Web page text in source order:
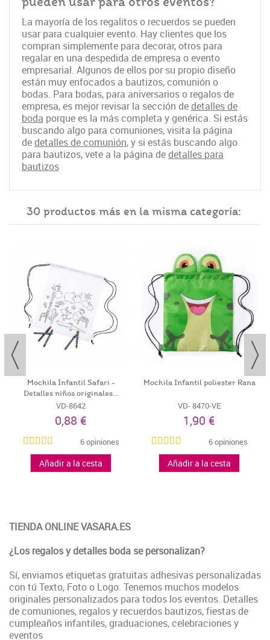
La mayoría de los regalitos o recuerdos se pueden
usar para cualquier evento. Hay clientes que los
compran simplemente para decorar, otros para
regalar en una despedida de empresa o evento
empresarial. Algunos de ellos por su propio diseño
están muy enfocados a bautizos, comunión o
bodas. Para bodas, para aniversarios o regalos de
empresa, es mejor revisar la sección dedetalles de
boda porque es la más completa y genérica. Si estás
buscando algo para comuniones, visita la página
dedetalles de comunión, y si estás buscando algo
para bautizos, vete a la página dedetalles para
bautizos
30 productos más en la misma categoría:
Mochila Infantil Safari -
Detalles niños originales...
VD-8642
0,88 €
6 opiniones
Añadir a la cesta
Mochila Infantil poliester Rana
VD- 8470-VE
1,90 €
6 opiniones
Añadir a la cesta
TIENDA ONLINE VASARA.ES
¿Los regalos y detalles boda se personalizan?
Sí, enviamos etiquetas gratuitas adhesivas personalizadas
con tú Texto, Foto o Logo. Tenemos muchos modelos
originales personalizados para todos los eventos. Detalles
de comuniones, regalos y recuerdos bautizos, fiestas de
cumpleaños infantiles, graduaciones, celebraciones y
eventos